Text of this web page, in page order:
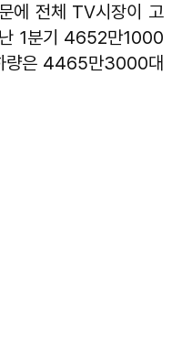
에 전체 TV시장이 고
1분기 4652만1000
량은 4465만3000대